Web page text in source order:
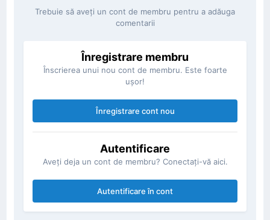
Trebuie să aveţi un cont de membru pentru a adăuga
comentarii
Înregistrare membru
Înscrierea unui nou cont de membru. Este foarte
uşor!
Înregistrare cont nou
Autentificare
Aveţi deja un cont de membru? Conectaţi-vă aici.
Autentificare în cont